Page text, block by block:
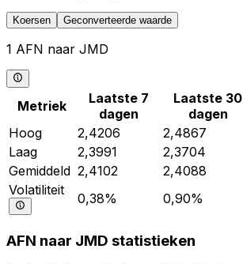
Koersen Geconverteerde waarde
1 AFN naar JMD
Metriek
Laatste 7
dagen
Laatste 30
dagen
Hoog
2,4206 2,4867
Laag
2,3991 2,3704
Gemiddeld 2,4102 2,4088
Volatiliteit
0,38% 0,90%
AFN naar JMD statistieken